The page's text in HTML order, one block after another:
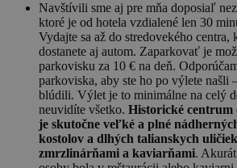
Navštívili sme aj pre mňa doposiaľ
ktoré je od hotela vzdialené len 30
Vydajte sa až do stredovekého centra,
dostanete aj autom. Zaparkovať je
parkovisku za 10 € na deň.
parkoviska, aby ste ho po výlete našli
blúdili. Výlet je to minimálne na celý
neuvidíte všetko. Historické centrum
je skutočne veľké a plné
kostolov a dlhých talianskych
zmrzlinárňami a kaviarňami.